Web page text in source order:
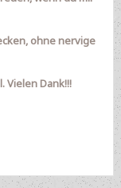
ohne nervige
Vielen Dank!!!